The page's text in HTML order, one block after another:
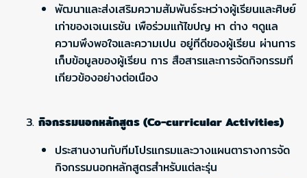
พัฒนาและส่งเสริมความสัมพันธ์ระหว่างผู้เรียนและศิษย์
เก่าของเจเนเรชัน เพือร่วมแก้ไขปญ หา ต่าง ๆดูแล
ความพึงพอใจและความเปน อยู่ทีดีของผู้เรียน ผ่านการ
เก็บข้อมูลของผู้เรียน การ สือสารและการจัดกิจกรรมที
เกียวข้องอย่างต่อเนือง
กิจกรรมนอกหลักสูตร (Co-curricular Activities)
ประสานงานกับทีมโปรแกรมและวางแผนตารางการจัด
กิจกรรมนอกหลักสูตรสำหรับแต่ละรุ่น